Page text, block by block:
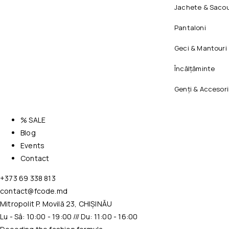
Jachete &
Pantaloni
Geci & Mantouri
Încălțăminte
Genți &
% SALE
Blog
Events
Contact
+373 69 338 813
contact@fcode.md
Mitropolit P. Movilă 23, CHIȘINĂU
Lu - Sâ: 10:00 - 19:00 /// Du: 11:00 - 16:00